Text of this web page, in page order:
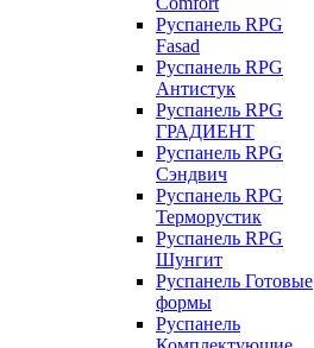
Руспанель RPG
Fasad
Руспанель RPG
Антистук
Руспанель RPG
ГРАДИЕНТ
Руспанель RPG
Сэндвич
Руспанель RPG
Терморустик
Руспанель RPG
Шунгит
Руспанель Готовые
формы
Руспанель